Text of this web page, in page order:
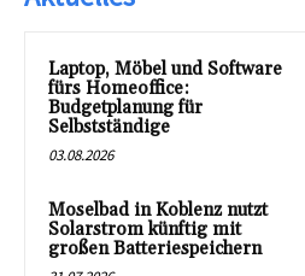
Laptop, Möbel und Software
fürs Homeoffice:
Budgetplanung für
Selbstständige
03.08.2026
Moselbad in Koblenz nutzt
Solarstrom künftig mit
großen Batteriespeichern